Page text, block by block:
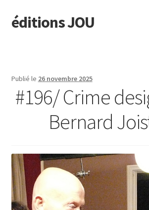
Aller
à
Aller
au
éditions JOU
Actus
Catalogue
édit. JOU
Presse/Notes
Contact
Publié le 26 novembre 2025
#196/ Crime
Bernard